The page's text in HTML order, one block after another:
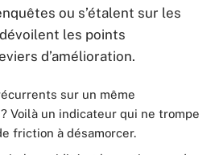
ou s’étalent sur les
les points
d’amélioration.
sur un même
Voilà un indicateur qui ne trompe
friction à désamorcer.